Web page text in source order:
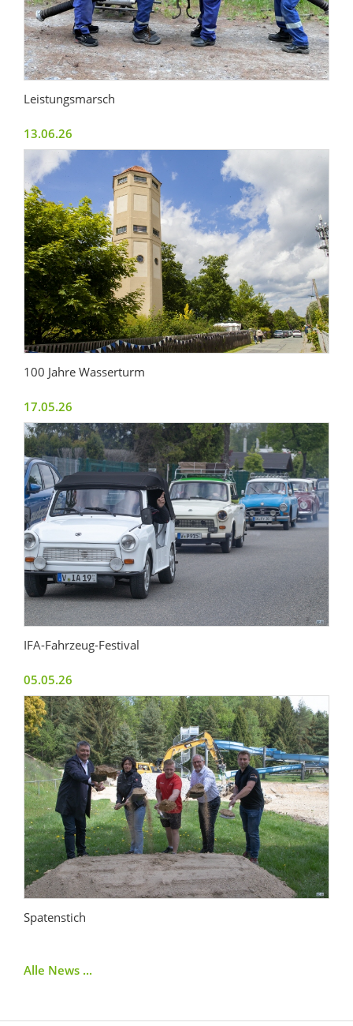
Leistungsmarsch
13.06.26
100 Jahre Wasserturm
17.05.26
IFA-Fahrzeug-Festival
05.05.26
Spatenstich
Alle News ...